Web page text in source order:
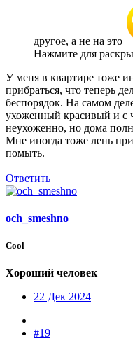
другое, а не на это
Нажмите для
У меня в квартире тоже
прибраться, что теперь
беспорядок. На самом
ухоженный красивый и с
неухоженно, но дома
Мне иногда тоже лень
помыть.
Ответить
och_smeshno
Cool
Хороший человек
22 Дек 2024
#19